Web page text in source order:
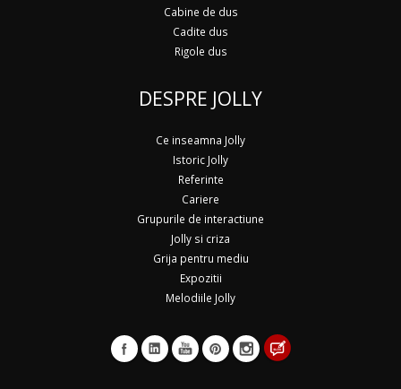
Cabine de dus
Cadite dus
Rigole dus
DESPRE JOLLY
Ce inseamna Jolly
Istoric Jolly
Referinte
Cariere
Grupurile de interactiune
Jolly si criza
Grija pentru mediu
Expozitii
Melodiile Jolly